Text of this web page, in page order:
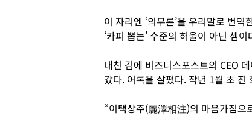
이 자리엔 ‘의무론’을 우리말로 번
‘카피 뽑는’ 수준의 허울이 아닌 셈이
내친 김에 비즈니스포스트의 CEO
갔다. 어록을 살폈다. 작년 1월 초
“이택상주(麗澤相注)의 마음가짐으